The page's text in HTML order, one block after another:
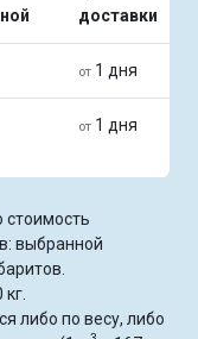
доставки
от 1 дня
от 1 дня
выбранной
либо по весу, либо